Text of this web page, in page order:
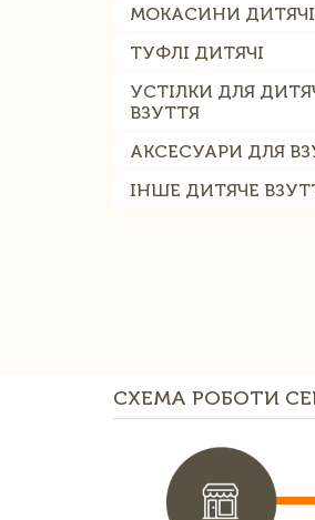
МОКАСИНИ ДИТЯЧІ
ТУФЛІ ДИТЯЧІ
УСТІЛКИ ДЛЯ
ВЗУТТЯ
АКСЕСУАРИ ДЛЯ
ІНШЕ ДИТЯЧЕ
СХЕМА РОБОТИ